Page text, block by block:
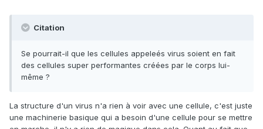
Citation
Se pourrait-il que les cellules appeleés virus soient en fait
des cellules super performantes créées par le corps lui-
même ?
La structure d'un virus n'a rien à voir avec une cellule, c'est juste
une machinerie basique qui a besoin d'une cellule pour se mettre